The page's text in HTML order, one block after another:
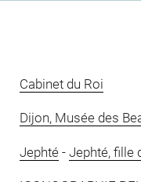
Cabinet du Roi
Dijon, Musée des
Jephté- Jephté, fille